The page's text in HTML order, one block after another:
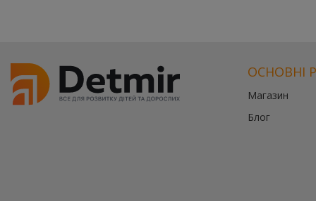
ОСНОВНІ
Магазин
Блог